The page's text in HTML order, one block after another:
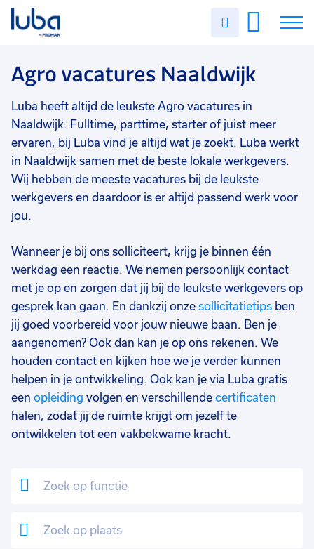
Uren
Vacatures
Over ons
Voor werkgevers
Contact
Agro vacatures Naaldwijk
Luba heeft altijd de leukste Agro vacatures in
Naaldwijk. Fulltime, parttime, starter of juist meer
ervaren, bij Luba vind je altijd wat je zoekt. Luba werkt
in Naaldwijk samen met de beste lokale werkgevers.
Wij hebben de meeste vacatures bij de leukste
werkgevers en daardoor is er altijd passend werk voor
jou.
Wanneer je bij ons solliciteert, krijg je binnen één
werkdag een reactie. We nemen persoonlijk contact
met je op en zorgen dat jij bij de leukste werkgevers op
gesprek kan gaan. En dankzij onze sollicitatietips ben
jij goed voorbereid voor jouw nieuwe baan. Ben je
aangenomen? Ook dan kan je op ons rekenen. We
houden contact en kijken hoe we je verder kunnen
helpen in je ontwikkeling. Ook kan je via Luba gratis
een opleiding volgen en verschillende certificaten
halen, zodat jij de ruimte krijgt om jezelf te
ontwikkelen tot een vakbekwame kracht.
Filter vacatures
Vakgebied 0
Agro 1
Opleidingsniveau
Mbo
Soort contract 0
Uitzicht op vast 1
Tijdelijk 1
Uren per week 0
9 - 16 uur 1